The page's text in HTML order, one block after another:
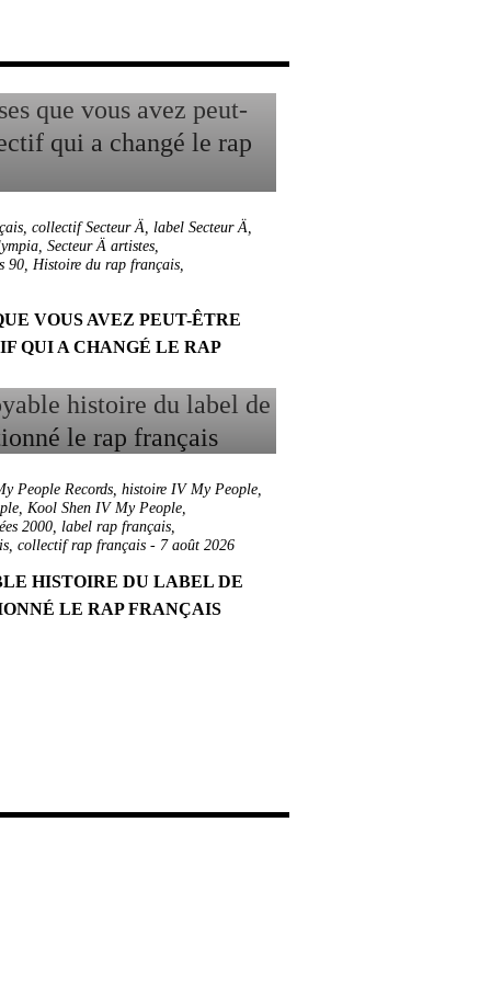
, collectif Secteur Ä, label Secteur Ä,
, Secteur Ä artistes,
90, Histoire du rap français,
VOUS AVEZ PEUT-ÊTRE
QUI A CHANGÉ LE RAP
People Records, histoire IV My People,
, Kool Shen IV My People,
2000, label rap français,
, collectif rap français - 7 août 2026
HISTOIRE DU LABEL DE
LE RAP FRANÇAIS